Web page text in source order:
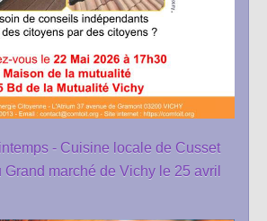
- Cuisine locale de Cusset
marché de Vichy le 25 avril